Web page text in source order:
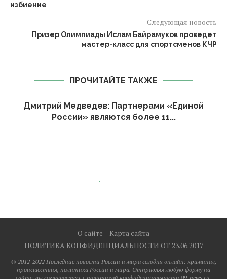
избиение
Следующая новость
Призер Олимпиады Ислам Байрамуков проведет
мастер-класс для спортсменов КЧР
ПРОЧИТАЙТЕ ТАКЖЕ
Дмитрий Медведев: Партнерами «Единой
России» являются более 11...
О сайте
Карта сайта
ПОЛИТИКА КОНФИДЕНЦИАЛЬНОСТИ ОТ 23.06.2017
© 2012-2022 Последние новости России и мира сегодня онлайн: криминал,
происшествия, политика России и мира. Отправляя любую форму на